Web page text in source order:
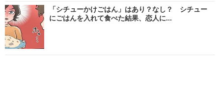
「シチューかけごはん」はあり？なし？ シチュー
にごはんを入れて食べた結果、恋人に...